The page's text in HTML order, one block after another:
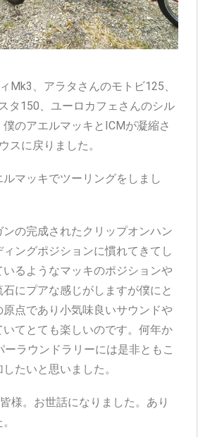
Mk3、アラタさんのモトビ125、
タ150、ユーロカフェさんのシル
のアエルマッキとICMが凝縮さ
スに戻りました。
マッキでツーリングをしまし
の完成されたクリップオンハン
ィングポジションに慣れてきてし
いるようなマッキのポジションや
にプアな感じがしますが僕にと
点であり小気味良いサウンドや
てとても楽しいのです。何年か
ラウンドラリーには是非ともこ
たいと思いました。
様。お世話になりました。あり